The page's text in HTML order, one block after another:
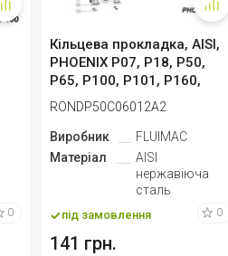
0
Кільцева прокладка, AISI,
PHOENIX P07, P18, P50,
P65, P100, P101, P160,
P250
RONDP50C06012A2
Виробник
FLUIMAC
Матеріал
AISI
нержавіюча
сталь
під замовлення 0
141 грн.